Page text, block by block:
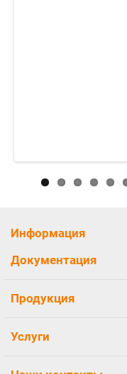
Информация
Документация
Продукция
Услуги